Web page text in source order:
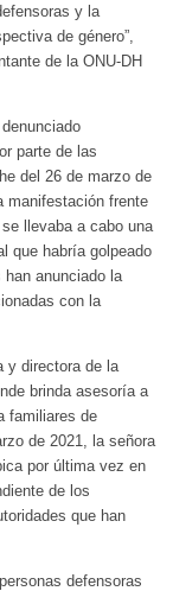
y la
de género”,
de la ONU-DH
parte de las
del 26 de marzo de
manifestación frente
llevaba a cabo una
que habría golpeado
anunciado la
con la
y directora de la
brinda asesoría a
familiares de
de 2021, la señora
por última vez en
de los
que han
defensoras